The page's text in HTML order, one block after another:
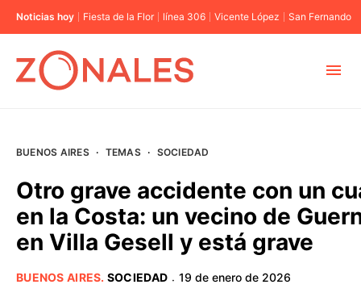
Noticias hoy Fiesta de la Flor línea 306 Vicente López San Fernando
BUENOS AIRES
BUENOS AIRES · TEMAS · SOCIEDAD
Otro grave accidente con un
en la Costa: un vecino de
en Villa Gesell y está grave
BUENOS AIRES. SOCIEDAD · 19 de enero de 2026